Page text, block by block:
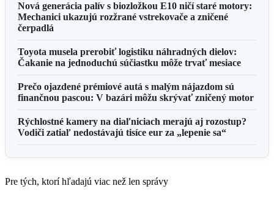
Nová generácia palív s biozložkou E10 ničí staré motory:
Mechanici ukazujú rozžrané vstrekovače a zničené
čerpadlá
Toyota musela prerobiť logistiku náhradných dielov:
Čakanie na jednoduchú súčiastku môže trvať mesiace
Prečo ojazdené prémiové autá s malým nájazdom sú
finančnou pascou: V bazári môžu skrývať zničený motor
Rýchlostné kamery na diaľniciach merajú aj rozostup?
Vodiči zatiaľ nedostávajú tisíce eur za „lepenie sa“
Pre tých, ktorí hľadajú viac než len správy